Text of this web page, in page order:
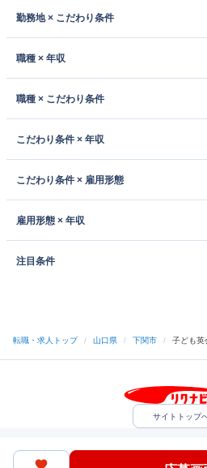
勤務地 × こだわり条件
職種 × 年収
職種 × こだわり条件
こだわり条件 × 年収
こだわり条件 × 雇用形態
雇用形態 × 年収
注目条件
転職・求人トップ / 山口県 / 下関市 / 子ども
サイトトップ
中途採用をご検討の企業様
ヘルプ・お問い